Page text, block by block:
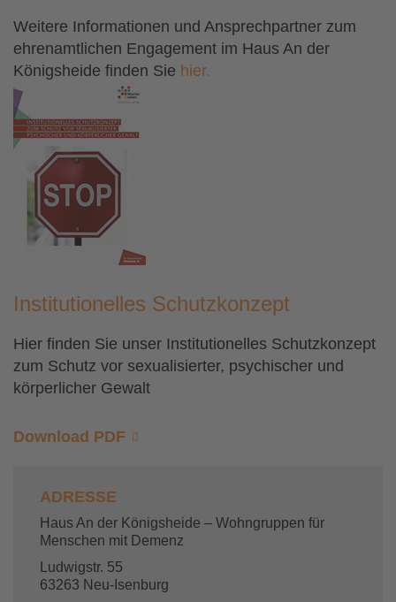
Weitere Informationen und Ansprechpartner zum
ehrenamtlichen Engagement im Haus An der
Königsheide finden Sie hier.
Institutionelles Schutzkonzept
Hier finden Sie unser Institutionelles Schutzkonzept
zum Schutz vor sexualisierter, psychischer und
körperlicher Gewalt
Download PDF
ADRESSE
Haus An der Königsheide – Wohngruppen für
Menschen mit Demenz
Ludwigstr. 55
63263 Neu-Isenburg